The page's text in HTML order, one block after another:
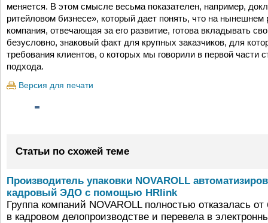
меняется. В этом смысле весьма показателен, например,
ритейловом бизнесе», который дает понять, что на
компания, отвечающая за его развитие, готова вкладывать
безусловно, знаковый факт для крупных заказчиков, для
требования клиентов, о которых мы говорили в первой
подхода.
Версия для печати
Статьи по схожей теме
Производитель упаковки NOVAROLL
кадровый ЭДО с помощью HRlink
Группа компаний NOVAROLL полностью отказалась от
в кадровом делопроизводстве и перевела в